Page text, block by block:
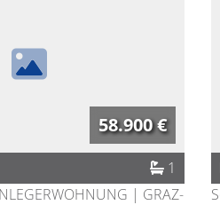
58.900 €
1
| GRAZ-